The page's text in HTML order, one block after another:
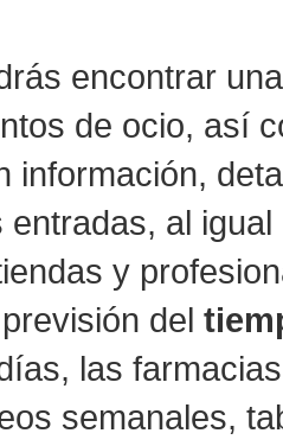
encontrar
de ocio, así
información,
entradas, al
y
del
las
semanales,